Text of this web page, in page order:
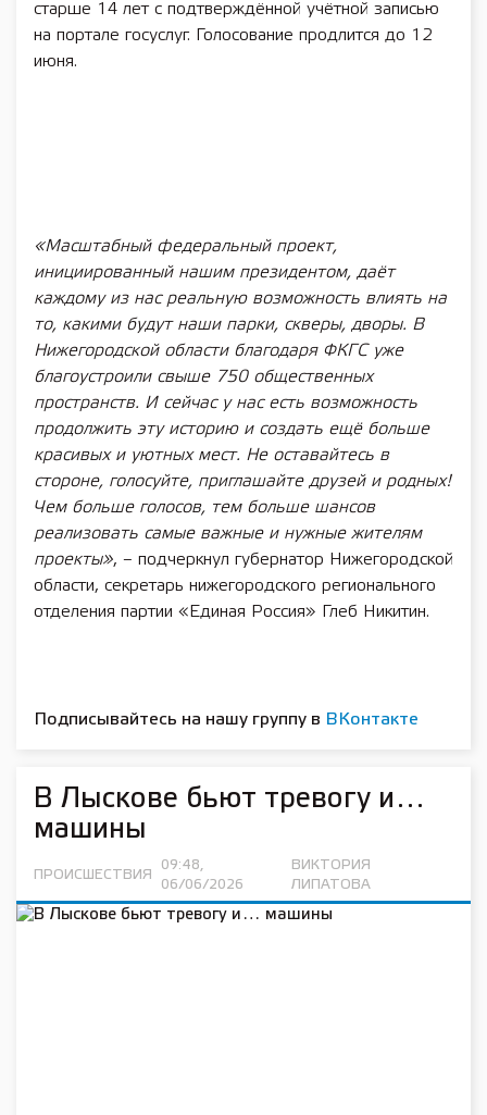
старше 14 лет с подтверждённой учётной записью
на портале госуслуг. Голосование продлится до 12
июня.
«Масштабный федеральный проект,
инициированный нашим президентом, даёт
каждому из нас реальную возможность влиять на
то, какими будут наши парки, скверы, дворы. В
Нижегородской области благодаря ФКГС уже
благоустроили свыше 750 общественных
пространств. И сейчас у нас есть возможность
продолжить эту историю и создать ещё больше
красивых и уютных мест. Не оставайтесь в
стороне, голосуйте, приглашайте друзей и родных!
Чем больше голосов, тем больше шансов
реализовать самые важные и нужные жителям
проекты», – подчеркнул губернатор Нижегородской
области, секретарь нижегородского регионального
отделения партии «Единая Россия» Глеб Никитин.
Подписывайтесь на нашу группу в ВКонтакте
В Лыскове бьют тревогу и…
машины
ПРОИСШЕСТВИЯ
09:48,
06/06/2026
ВИКТОРИЯ
ЛИПАТОВА